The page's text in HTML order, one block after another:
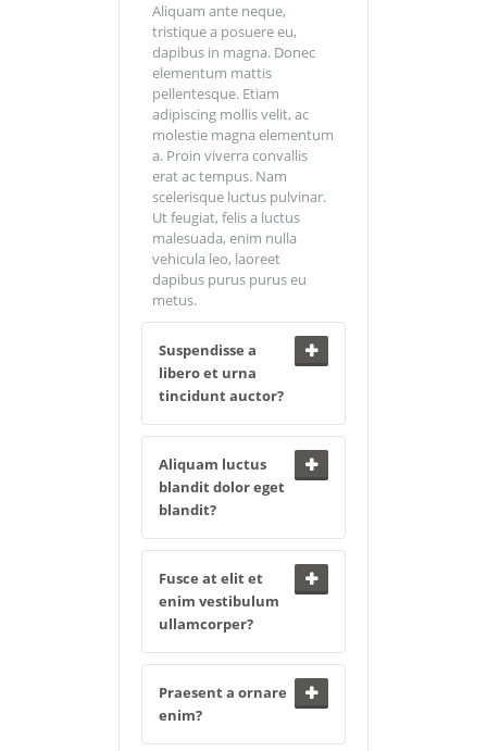
Aliquam ante neque,
tristique a posuere eu,
dapibus in magna. Donec
elementum mattis
pellentesque. Etiam
adipiscing mollis velit, ac
molestie magna elementum
a. Proin viverra convallis
erat ac tempus. Nam
scelerisque luctus pulvinar.
Ut feugiat, felis a luctus
malesuada, enim nulla
vehicula leo, laoreet
dapibus purus purus eu
metus.
Suspendisse a
libero et urna
tincidunt auctor?
Aliquam luctus
blandit dolor eget
blandit?
Fusce at elit et
enim vestibulum
ullamcorper?
Praesent a ornare
enim?